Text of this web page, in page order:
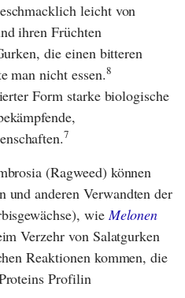
leicht von
ihren Früchten
die einen bitteren
man nicht essen.8
Form starke biologische
7
(Ragweed) können
anderen Verwandten der
wieMelonen
Verzehr von Salatgurken
Reaktionen kommen, die
Profilin